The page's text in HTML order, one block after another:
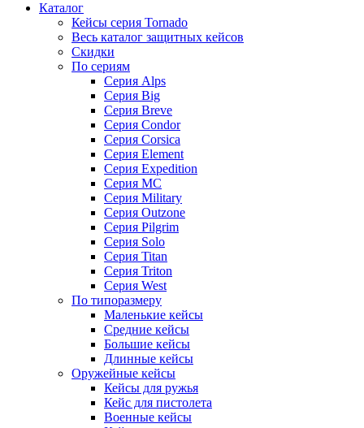
Каталог
Кейсы серия Tornado
Весь каталог защитных кейсов
Скидки
По сериям
Серия Alps
Серия Big
Серия Breve
Серия Condor
Серия Corsica
Серия Element
Серия Expedition
Серия MC
Серия Military
Серия Outzone
Серия Pilgrim
Серия Solo
Серия Titan
Серия Triton
Серия West
По типоразмеру
Маленькие кейсы
Средние кейсы
Большие кейсы
Длинные кейсы
Оружейные кейсы
Кейсы для ружья
Кейс для пистолета
Военные кейсы